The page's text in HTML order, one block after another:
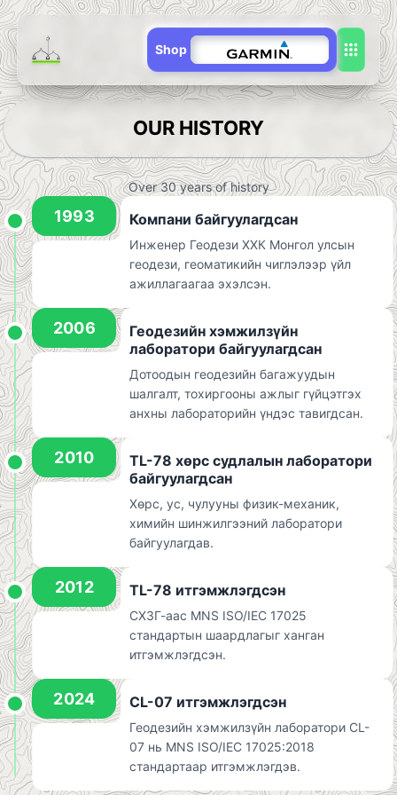
Shop
OUR HISTORY
Over 30 years of history
1993 Компани байгуулагдсан
Инженер Геодези ХХК Монгол улсын
геодези, геоматикийн чиглэлээр үйл
ажиллагаагаа эхэлсэн.
2006
Геодезийн хэмжилзүйн
лаборатори байгуулагдсан
Дотоодын геодезийн багажуудын
шалгалт, тохиргооны ажлыг гүйцэтгэх
анхны лабораторийн үндэс тавигдсан.
2010
TL-78 хөрс судлалын лаборатори
байгуулагдсан
Хөрс, ус, чулууны физик-механик,
химийн шинжилгээний лаборатори
байгуулагдав.
2012 TL-78 итгэмжлэгдсэн
СХЗГ-аас MNS ISO/IEC 17025
стандартын шаардлагыг ханган
итгэмжлэгдсэн.
2024 CL-07 итгэмжлэгдсэн
Геодезийн хэмжилзүйн лаборатори CL-
07 нь MNS ISO/IEC 17025:2018
стандартаар итгэмжлэгдэв.